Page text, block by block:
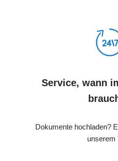
Service, wann
Dokumente hochladen?
unserem